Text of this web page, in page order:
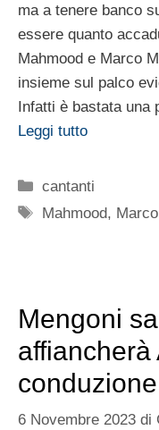
ma a tenere banco
essere quanto
Mahmood e Marco
insieme sul palco
Infatti è bastata una
Leggi tutto
Categorie
cantanti
Tag
Mahmood,
Mengoni
conduzione
6 Novembre 2023 di